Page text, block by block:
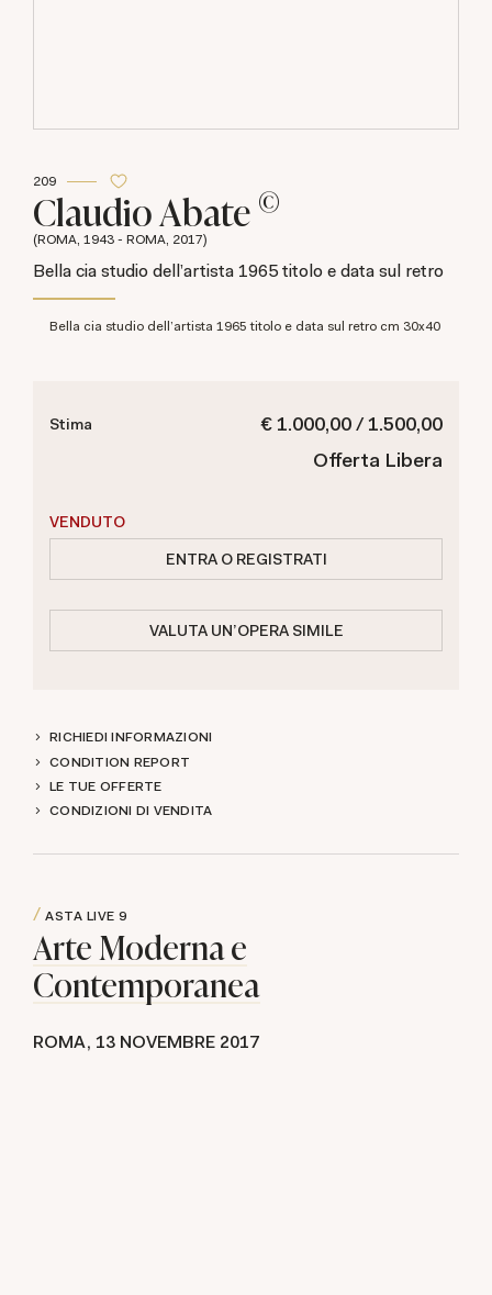
209
Claudio Abate ©
(ROMA, 1943 - ROMA, 2017)
Bella cia studio dell'artista 1965 titolo e data sul retro
Bella cia studio dell'artista 1965 titolo e data sul retro cm 30x40
€ 1.000,00 / 1.500,00
Stima
Offerta Libera
VENDUTO
ENTRA O REGISTRATI
VALUTA UN'OPERA SIMILE
RICHIEDI INFORMAZIONI
CONDITION REPORT
LE TUE OFFERTE
CONDIZIONI DI VENDITA
ASTA LIVE 9
Arte Moderna e
Contemporanea
ROMA, 13 NOVEMBRE 2017